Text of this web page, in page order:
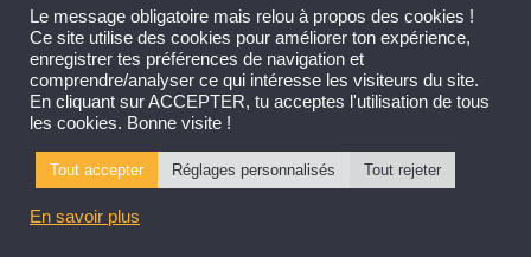
🎁 En bonus : télécharge tachecklist +
tableau préparatoire
Un petit coup de main, ça change tout. On t’a concocté deux outils
pour que ta déclaration devienne (presque) un jeu d'enfant :
Le message obligatoire mais relou à propos des cookies !
Ce site utilise des cookies pour améliorer ton expérience,
enregistrer tes préférences de navigation et
comprendre/analyser ce qui intéresse les visiteurs du site.
En cliquant sur ACCEPTER, tu acceptes l'utilisation de tous
les cookies. Bonne visite !
Tout accepter Réglages personnalisés Tout rejeter
En savoir plus